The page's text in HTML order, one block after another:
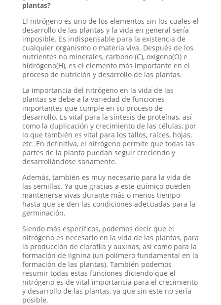
plantas?
El nitrógeno es uno de los elementos sin los cuales el
desarrollo de las plantas y la vida en general sería
imposible. Es indispensable para la existencia de
cualquier organismo o materia viva. Después de los
nutrientes no minerales, carbono (C), oxígeno(O) e
hidrógeno(H), es el elemento más importante en el
proceso de nutrición y desarrollo de las plantas.
La importancia del nitrógeno en la vida de las
plantas se debe a la variedad de funciones
importantes que cumple en su proceso de
desarrollo. Es vital para la síntesis de proteínas, así
como la duplicación y crecimiento de las células, por
lo que también es vital para los tallos, raíces, hojas,
etc. En definitiva, el nitrógeno permite que todas las
partes de la planta puedan seguir creciendo y
desarrollándose sanamente.
Además, también es muy necesario para la vida de
las semillas. Ya que gracias a este químico pueden
mantenerse vivas durante más o menos tiempo
hasta que se den las condiciones adecuadas para la
germinación.
Siendo más específicos, podemos decir que el
nitrógeno es necesario en la vida de las plantas, para
la producción de clorofila y auxinas, así como para la
formación de lignina (un polímero fundamental en la
formación de las plantas). También podemos
resumir todas estas funciones diciendo que el
nitrógeno es de vital importancia para el crecimiento
y desarrollo de las plantas, ya que sin este no sería
posible.